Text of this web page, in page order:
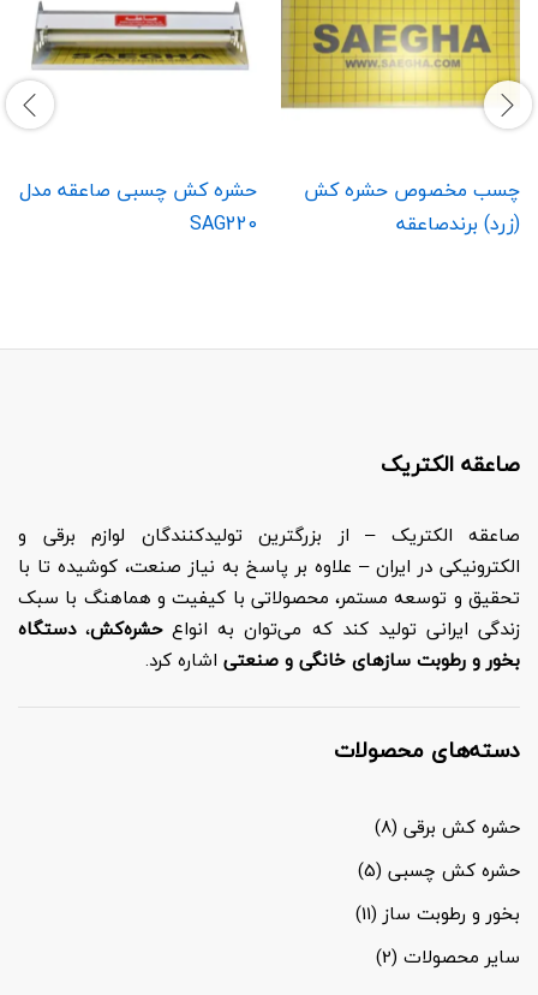
چسب مخصوص حشره کش
(زرد) برندصاعقه
حشره کش چسبی صاعقه مدل
SAG220
صاعقه الکتریک
صاعقه الکتریک – از بزرگترین تولیدکنندگان لوازم برقی و
الکترونیکی در ایران – علاوه بر پاسخ به نیاز صنعت، کوشیده تا با
تحقیق و توسعه مستمر، محصولاتی با کیفیت و هماهنگ با سبک
زندگی ایرانی تولید کند که می‌توان به انواعحشره‌کش،دستگاه
بخور و رطوبت سازهای خانگی و صنعتی اشاره کرد.
دسته‌های محصولات
حشره کش برقی (8)
حشره کش چسبی (5)
بخور و رطوبت ساز (11)
سایر محصولات (2)